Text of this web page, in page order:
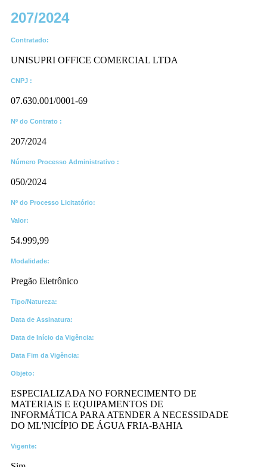
207/2024
Contratado:
UNISUPRI OFFICE COMERCIAL LTDA
CNPJ :
07.630.001/0001-69
Nº do Contrato :
207/2024
Número Processo Administrativo :
050/2024
Nº do Processo Licitatório:
Valor:
54.999,99
Modalidade:
Pregão Eletrônico
Tipo/Natureza:
Data de Assinatura:
Data de Início da Vigência:
Data Fim da Vigência:
Objeto:
ESPECIALIZADA NO FORNECIMENTO DE
MATERIAIS E EQUIPAMENTOS DE
INFORMÁTICA PARA ATENDER A NECESSIDADE
DO ML'NICÍPIO DE ÁGUA FRIA-BAHIA
Vigente: